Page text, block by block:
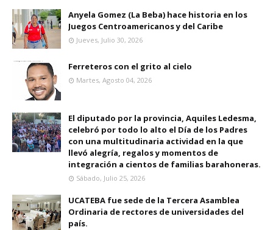
Anyela Gomez (La Beba) hace historia en los
Juegos Centroamericanos y del Caribe
Jueves, Julio 30, 2026
Ferreteros con el grito al cielo
Martes, Agosto 04, 2026
El diputado por la provincia, Aquiles Ledesma,
celebró por todo lo alto el Día de los Padres
con una multitudinaria actividad en la que
llevó alegría, regalos y momentos de
integración a cientos de familias barahoneras.
Sábado, Julio 25, 2026
UCATEBA fue sede de la Tercera Asamblea
Ordinaria de rectores de universidades del
país.